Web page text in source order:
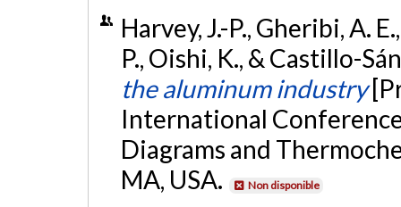
Harvey, J.-P., Gheribi, A.
P., Oishi, K., & Castillo-
the aluminum industry
International
Diagrams and
MA, USA.
Non disponible